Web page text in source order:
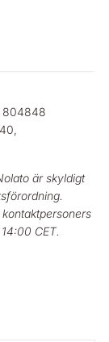
804848
är skyldigt
CET.